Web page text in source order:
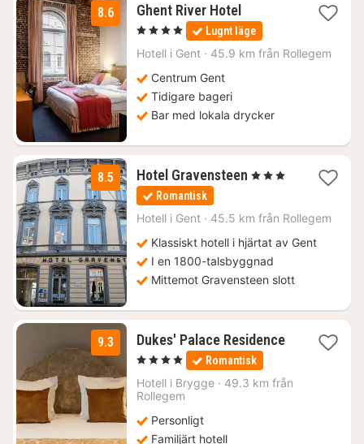
8.6 Ghent River Hotel1
natt
från
1799
, 4 Stjärnor Lugnt läge
Hotell i Gent · 45.9 km från Rollegem
Centrum Gent
Tidigare bageri
Bar med lokala drycker
8.5 Hotel Gravensteen 1
1416
, 3 Stjärnor
Romantisk
Hotell i Gent · 45.5 km från Rollegem
Klassiskt hotell i hjärtat av Gent
I en 1800-talsbyggnad
Mittemot Gravensteen slott
9.3 Dukes' Palace Residence1
1793
, 4 Stjärnor Romantisk
Hotell i Brygge · 49.3 km från
Rollegem
Personligt
Familjärt hotell